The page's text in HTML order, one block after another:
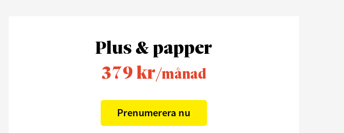
Plus & papper
379 kr/månad
Prenumerera nu